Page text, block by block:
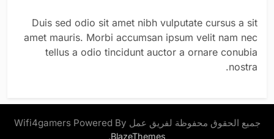
Duis sed odio sit amet nibh vulputate cursus a sit
amet mauris. Morbi accumsan ipsum velit nam nec
tellus a odio tincidunt auctor a ornare conubia
nostra.
جميع الحقوق محفوظة لفريق عمل Wifi4gamers Powered By
BlazeThemes
.